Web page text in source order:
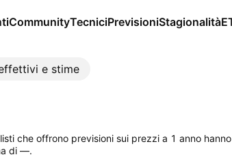
CommunityTecniciPrevisioniStagionalità
e stime
che offrono previsioni sui prezzi a 1 anno
di —.